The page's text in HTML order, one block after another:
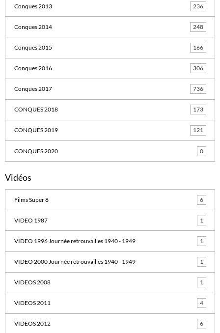
Conques 2013 236
Conques 2014 248
Conques 2015 166
Conques 2016 306
Conques 2017 736
CONQUES 2018 173
CONQUES 2019 121
CONQUES 2020 0
Vidéos
Films Super 8 6
VIDEO 1987 1
VIDEO 1996 Journée retrouvailles 1940 - 1949 1
VIDEO 2000 Journée retrouvailles 1940 - 1949 1
VIDEOS 2008 1
VIDEOS 2011 4
VIDEOS 2012 6